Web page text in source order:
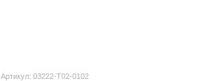
Артикул: 03222-T02-0102